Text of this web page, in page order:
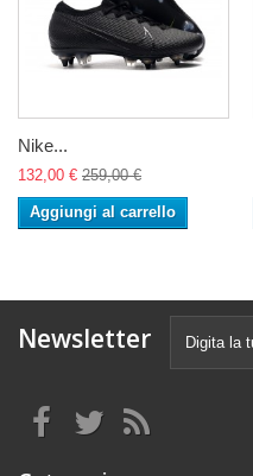
Nike...
132,00 € 259,00 €
Aggiungi al carrello
Newsletter